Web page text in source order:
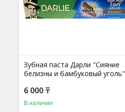
Зубная паста Дарли "Сияние
белизны и бамбуковый уголь"
6 000 ₸
В наличии